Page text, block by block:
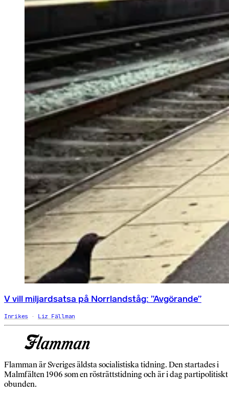
V vill miljardsatsa på Norrlandståg: ”Avgörande”
Inrikes Liz Fällman
Flamman är Sveriges äldsta socialistiska tidning. Den startades i
Malmfälten 1906 som en rösträttstidning och är i dag partipolitiskt
obunden.